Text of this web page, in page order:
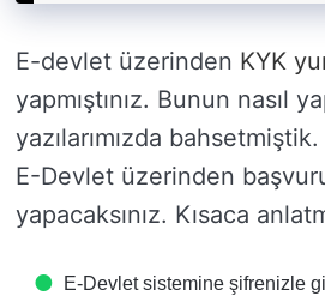
E-devlet üzerinden KYK
yapmıştınız. Bunun nasıl
yazılarımızda
E-Devlet üzerinden
yapacaksınız. Kısaca
E-Devlet sistemine şifrenizle